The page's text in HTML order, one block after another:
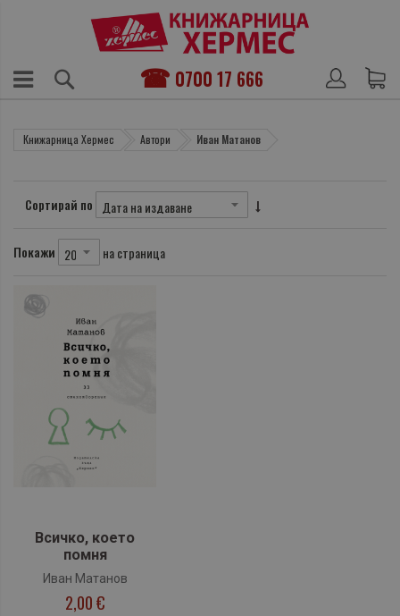
0700 17 666
Книжарница Хермес Автори Иван Матанов
Сортирай по
Покажи на страница
Всичко, което
помня
Иван Матанов
2,00 €